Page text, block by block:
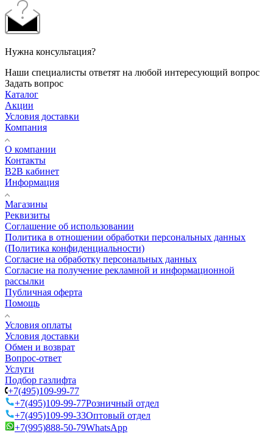
Нужна консультация?
Наши специалисты ответят на любой интересующий вопрос
Задать вопрос
Каталог
Акции
Условия доставки
Компания
О компании
Контакты
B2B кабинет
Информация
Магазины
Реквизиты
Соглашение об использовании
Политика в отношении обработки персональных данных
(Политика конфиденциальности)
Согласие на обработку персональных данных
Согласие на получение рекламной и информационной
рассылки
Публичная оферта
Помощь
Условия оплаты
Условия доставки
Обмен и возврат
Вопрос-ответ
Услуги
Подбор газлифта
+7(495)109-99-77
+7(495)109-99-77Розничный отдел
+7(495)109-99-33Оптовый отдел
+7(995)888-50-79WhatsApp